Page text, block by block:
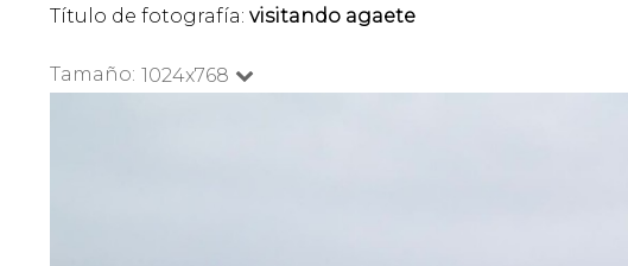
Título de fotografía: visitando agaete
Tamaño: 1024x768 